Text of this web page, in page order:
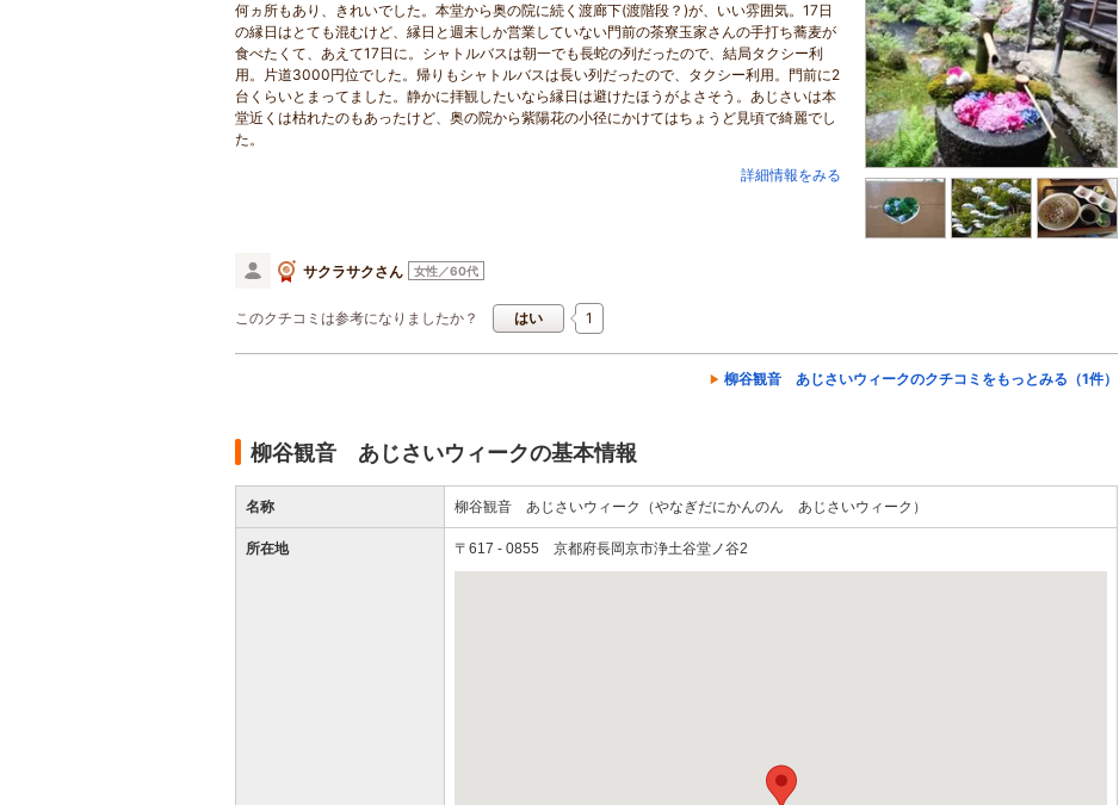
何ヵ所もあり、きれいでした。本堂から奥の院に続く渡廊下(渡階段？)が、いい雰囲気。17日
の縁日はとても混むけど、縁日と週末しか営業していない門前の茶寮玉家さんの手打ち蕎麦が
食べたくて、あえて17日に。シャトルバスは朝一でも長蛇の列だったので、結局タクシー利
用。片道3000円位でした。帰りもシャトルバスは長い列だったので、タクシー利用。門前に2
台くらいとまってました。静かに拝観したいなら縁日は避けたほうがよさそう。あじさいは本
堂近くは枯れたのもあったけど、奥の院から紫陽花の小径にかけてはちょうど見頃で綺麗でし
た。
詳細情報をみる
サクラサクさん 女性／60代
このクチコミは参考になりましたか？ 1
はい
柳谷観音 あじさいウィークのクチコミをもっとみる（1件）
柳谷観音 あじさいウィークの基本情報
名称 柳谷観音 あじさいウィーク（やなぎだにかんのん あじさいウィーク）
所在地 〒617 - 0855 京都府長岡京市浄土谷堂ノ谷2